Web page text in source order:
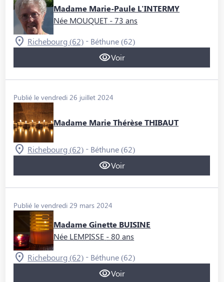
Madame Marie-Paule L'INTERMY
Née MOUQUET - 73 ans
Richebourg (62) - Béthune (62)
Voir
Publié le vendredi 26 juillet 2024
Madame Marie Thérèse THIBAUT
Richebourg (62) - Béthune (62)
Voir
Publié le vendredi 29 mars 2024
Madame Ginette BUISINE
Née LEMPISSE - 80 ans
Richebourg (62) - Béthune (62)
Voir